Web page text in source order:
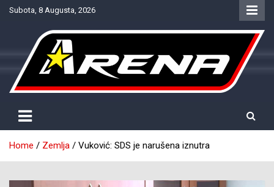
SkipSubota, 8 Augusta, 2026
NTV Arena
Home Zemlja Vuković: SDS je narušena iznutra